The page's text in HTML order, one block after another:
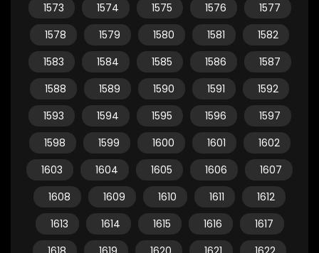
1573
1574 1575 1576
1577
1578
1579 1580 1581
1582
1583
1584 1585 1586
1587
1588
1589 1590 1591
1592
1593
1594 1595 1596
1597
1598
1599 1600 1601
1602
1603
1604 1605 1606
1607
1608
1609 1610 1611
1612
1613
1614 1615 1616
1617